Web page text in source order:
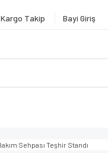
Kargo Takip Bayi Giriş